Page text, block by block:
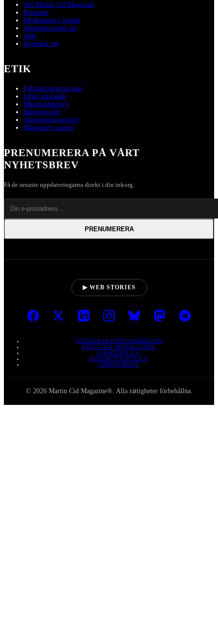
Om Martin Cid Magazine
Pressrum
Medlemmar i teamet
Annonsera med oss
Jobb
Kontakta oss
ETIK
Publiceringsprinciper
Etiskt uttalande
Mångfaldspolicy
Rättelsepolicy
Återkopplingspolicy
Mångfald i teamet
PRENUMERERA PÅ VÅRT
NYHETSBREV
Få de senaste uppdateringarna direkt i din inkorg.
PRENUMERERA
▶ WEB STORIES
VILLKOR OCH BESTÄMMELSER
RÄTTSLIGT MEDDELANDE
COOKIEPOLICY
INTEGRITETSPOLICY
UPPHOVSRÄTT
© 2026 Martin Cid Magazine®. Alla rättigheter förbehållna.